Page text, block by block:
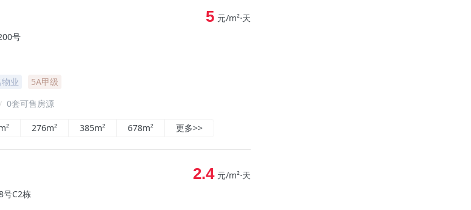
号
业
5A甲级
/ 0套可售房源
5 元/m²⋅天
276m² 385m² 678m² 更多>>
号C2栋
2.4 元/m²⋅天